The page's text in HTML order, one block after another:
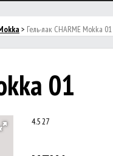
> Гель-лак CHARME Mokka 01
01
4.527